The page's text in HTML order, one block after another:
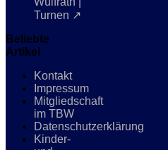
Turnen ↗
Beliebte
Artikel
Kontakt
Impressum
Mitgliedschaft
im TBW
Datenschutzerklärung
Kinder-